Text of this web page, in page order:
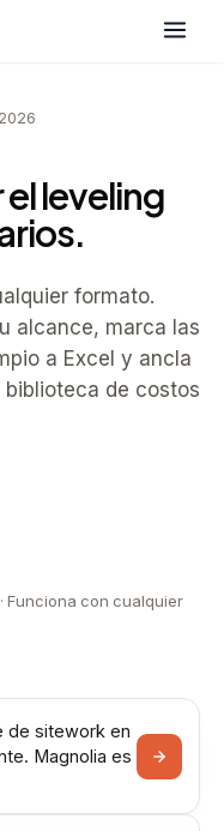
leveling
formato.
alcance, marca las
a Excel y ancla
de costos
Funciona con cualquier
de sitework en
Magnolia es